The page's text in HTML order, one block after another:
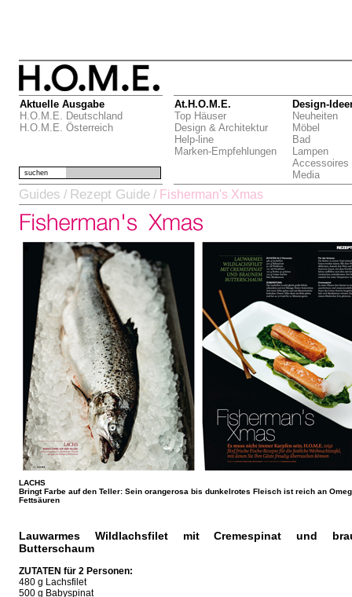
Aktuelle Ausgabe
H.O.M.E. Deutschland
H.O.M.E. Österreich
At.H.O.M.E.
Top Häuser
Design & Architektur
Help-line
Marken-Empfehlungen
Design-
Neuheiten
Möbel
Bad
Lampen
Accessoires
Media
suchen
Guides / Rezept Guide / Fisherman's Xmas
LACHS
Bringt Farbe auf den Teller: Sein orangerosa bis dunkelrotes Fleisch ist reich an
Fettsäuren
Lauwarmes Wildlachsfilet mit Cremespinat und
Butterschaum
ZUTATEN für 2 Personen:
480 g Lachsfilet
500 g Babyspinat